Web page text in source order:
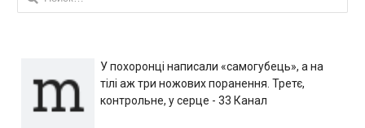
У похоронці написали «самогубець», а на
тілі аж три ножових поранення. Третє,
контрольне, у серце - 33 Канал